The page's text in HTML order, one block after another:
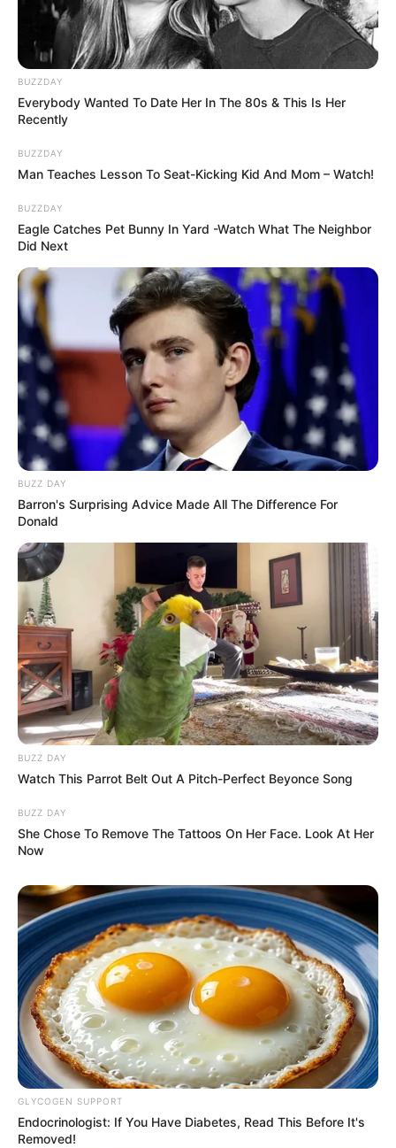
BUZZDAY
Everybody Wanted To Date Her In The 80s & This Is Her
Recently
BUZZDAY
Man Teaches Lesson To Seat-Kicking Kid And Mom – Watch!
BUZZDAY
Eagle Catches Pet Bunny In Yard -Watch What The Neighbor
Did Next
BUZZ DAY
Barron's Surprising Advice Made All The Difference For
Donald
BUZZ DAY
Watch This Parrot Belt Out A Pitch-Perfect Beyonce Song
BUZZ DAY
She Chose To Remove The Tattoos On Her Face. Look At Her
Now
GLYCOGEN SUPPORT
Endocrinologist: If You Have Diabetes, Read This Before It's
Removed!